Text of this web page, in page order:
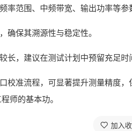
率范围、中频带宽、输出功率等参
确保其溯源性与稳定性。
长，建议在测试计划中预留充足时
校准流程，可显著提升测量精度
师的基本功。
加入